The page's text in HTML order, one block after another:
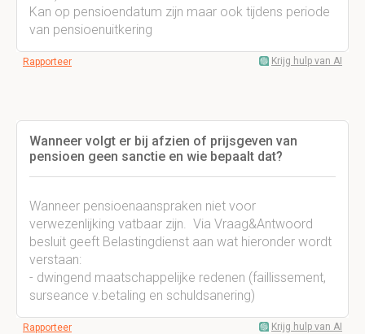
Kan op pensioendatum zijn maar ook tijdens periode
van pensioenuitkering
Rapporteer Krijg hulp van AI
Wanneer volgt er bij afzien of prijsgeven van
pensioen geen sanctie en wie bepaalt dat?
Wanneer pensioenaanspraken niet voor
verwezenlijking vatbaar zijn. Via Vraag&Antwoord
besluit geeft Belastingdienst aan wat hieronder wordt
verstaan:
- dwingend maatschappelijke redenen (faillissement,
surseance v.betaling en schuldsanering)
Rapporteer Krijg hulp van AI